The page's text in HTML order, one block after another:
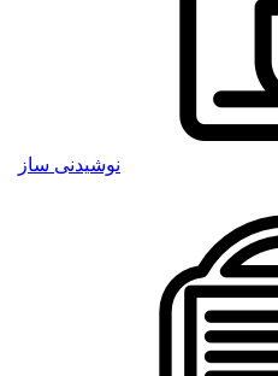
نوشیدنی ساز